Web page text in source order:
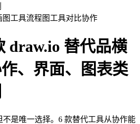
图工具流程图 工具对比协作
draw.io 替代品横
、界面、图表类
不是唯一选择。6 款替代工具从协作能